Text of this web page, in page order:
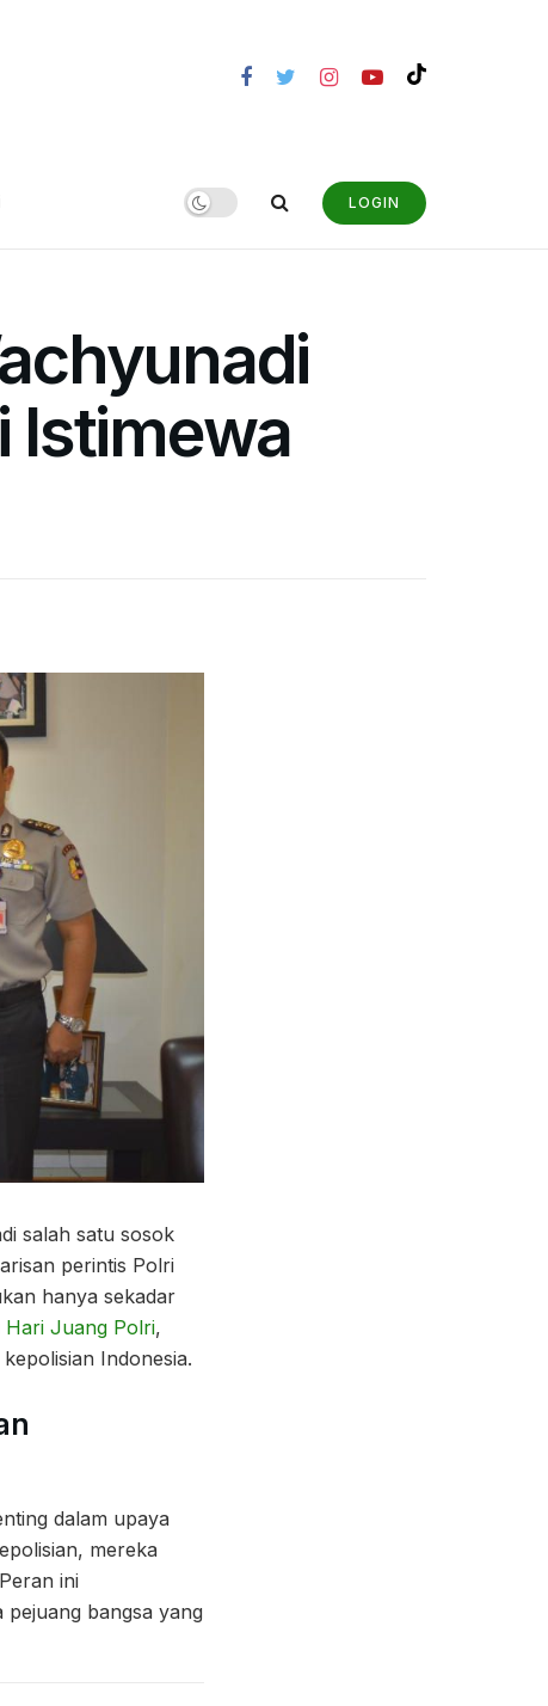
LOGIN
Istimewa
salah satu sosok
perintis Polri
hanya sekadar
Hari Juang Polri,
Indonesia.
dalam upaya
mereka
ini
bangsa yang